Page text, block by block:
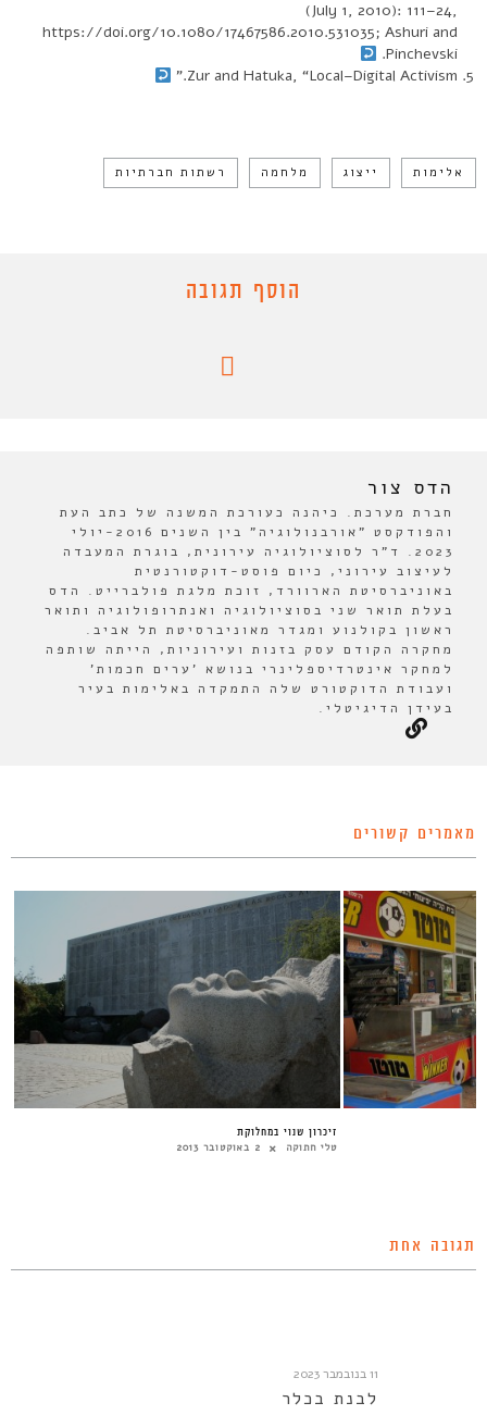
(July 1, 2010): 111–24,
https://doi.org/10.1080/17467586.2010.531035; Ashuri and
Pinchevski.
Zur and Hatuka, “Local–Digital Activism.”
אלימות ייצוג מלחמה רשתות חברתיות
הוסף תגובה
הדס צור
חברת מערכת. כיהנה כעורכת המשנה של כתב העת
והפודקסט "אורבנולוגיה" בין השנים 2016-יולי
2023. ד"ר לסוציולוגיה עירונית, בוגרת המעבדה
לעיצוב עירוני, כיום פוסט-דוקטורנטית
באוניברסיטת הארוורד, זוכת מלגת פולברייט. הדס
בעלת תואר שני בסוציולוגיה ואנתרופולוגיה ותואר
ראשון בקולנוע ומגדר מאוניברסיטת תל אביב.
מחקרה הקודם עסק בזנות ועירוניות, הייתה שותפה
למחקר אינטרדיספלינרי בנושא 'ערים חכמות'
ועבודת הדוקטורט שלה התמקדה באלימות בעיר
בעידן הדיגיטלי.
מאמרים קשורים
זיכרון שנוי במחלוקת
טלי חתוקה 2 באוקטובר 2013
תגובה אחת
11 בנובמבר 2023
לבנת בכלר